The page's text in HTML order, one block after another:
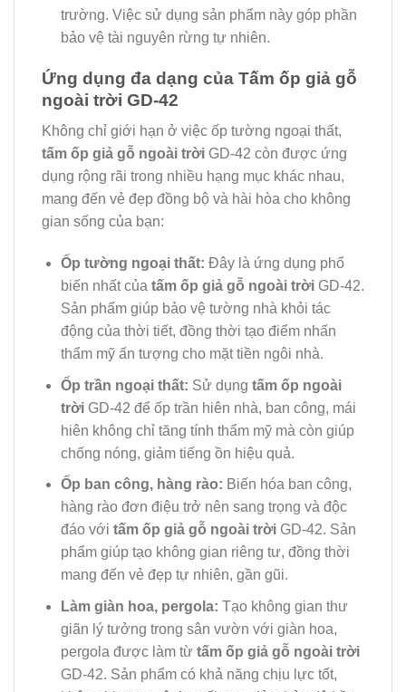
trường. Việc sử dụng sản phẩm này góp phần
bảo vệ tài nguyên rừng tự nhiên.
Ứng dụng đa dạng của Tấm ốp giả gỗ
ngoài trời GD-42
Không chỉ giới hạn ở việc ốp tường ngoại thất,
tấm ốp giả gỗ ngoài trời GD-42 còn được ứng
dụng rộng rãi trong nhiều hạng mục khác nhau,
mang đến vẻ đẹp đồng bộ và hài hòa cho không
gian sống của bạn:
Ốp tường ngoại thất: Đây là ứng dụng phổ
biến nhất của tấm ốp giả gỗ ngoài trờiGD-42.
Sản phẩm giúp bảo vệ tường nhà khỏi tác
động của thời tiết, đồng thời tạo điểm nhấn
thẩm mỹ ấn tượng cho mặt tiền ngôi nhà.
Ốp trần ngoại thất: Sử dụng tấm ốp ngoài
trờiGD-42 để ốp trần hiên nhà, ban công, mái
hiên không chỉ tăng tính thẩm mỹ mà còn giúp
chống nóng, giảm tiếng ồn hiệu quả.
Ốp ban công, hàng rào: Biến hóa ban công,
hàng rào đơn điệu trở nên sang trọng và độc
đáo với tấm ốp giả gỗ ngoài trờiGD-42. Sản
phẩm giúp tạo không gian riêng tư, đồng thời
mang đến vẻ đẹp tự nhiên, gần gũi.
Làm giàn hoa, pergola: Tạo không gian thư
giãn lý tưởng trong sân vườn với giàn hoa,
pergola được làm từ tấm ốp giả gỗ ngoài trời
GD-42. Sản phẩm có khả năng chịu lực tốt,